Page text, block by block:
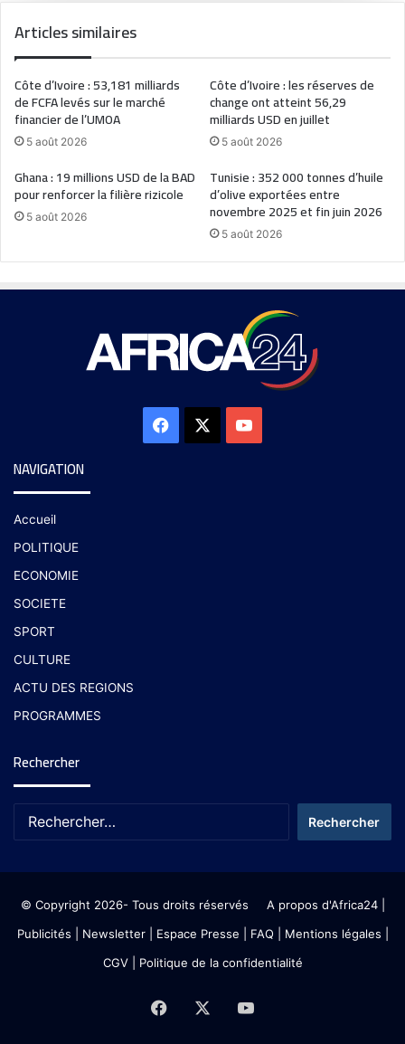
Articles similaires
Côte d’Ivoire : 53,181 milliards
de FCFA levés sur le marché
financier de l’UMOA
5 août 2026
Côte d’Ivoire : les réserves de
change ont atteint 56,29
milliards USD en juillet
5 août 2026
Ghana : 19 millions USD de la BAD
pour renforcer la filière rizicole
5 août 2026
Tunisie : 352 000 tonnes d’huile
d’olive exportées entre
novembre 2025 et fin juin 2026
5 août 2026
NAVIGATION
Accueil
POLITIQUE
ECONOMIE
SOCIETE
SPORT
CULTURE
ACTU DES REGIONS
PROGRAMMES
Rechercher
© Copyright 2026- Tous droits réservés A propos d'Africa24|
Publicités
Newsletter| Espace Presse | FAQ | Mentions légales
CGV| Politique de la confidentialité